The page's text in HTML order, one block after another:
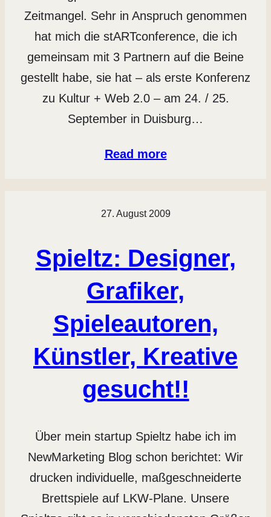
Zeitmangel. Sehr in Anspruch genommen
hat mich die stARTconference, die ich
gemeinsam mit 3 Partnern auf die Beine
gestellt habe, sie hat – als erste Konferenz
zu Kultur + Web 2.0 – am 24. / 25.
September in Duisburg…
Read more
27. August 2009
Spieltz: Designer,
Grafiker,
Spieleautoren,
Künstler, Kreative
gesucht!!
Über mein startup Spieltz habe ich im
NewMarketing Blog schon berichtet: Wir
drucken individuelle, maßgeschneiderte
Brettspiele auf LKW-Plane. Unsere